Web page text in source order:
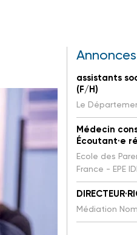
assistants
(F/H)
Le
Médecin
Écoutant·e
Ecole des
France - EPE
Médiation